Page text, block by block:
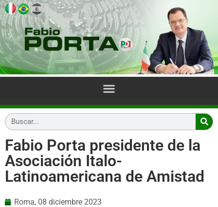
Fabio Porta presidente de la
Asociación Italo-
Latinoamericana de Amistad
Roma, 08 diciembre 2023